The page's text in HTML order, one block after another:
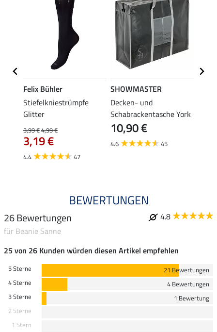
Felix Bühler
Stiefelkniestrümpfe
Glitter
3,99 €4,99 €
3,19 €
4.4 47
SHOWMASTER
Decken- und
Schabrackentasche York
10,90 €
4.6 45
BEWERTUNGEN
26 Bewertungen
4.8
für Beanie Sanne
25 von 26 Kunden würden diesen Artikel empfehlen
5 Sterne
21 Bewertungen
4 Sterne
4 Bewertungen
3 Sterne
1 Bewertung
2 Sterne
1 Stern